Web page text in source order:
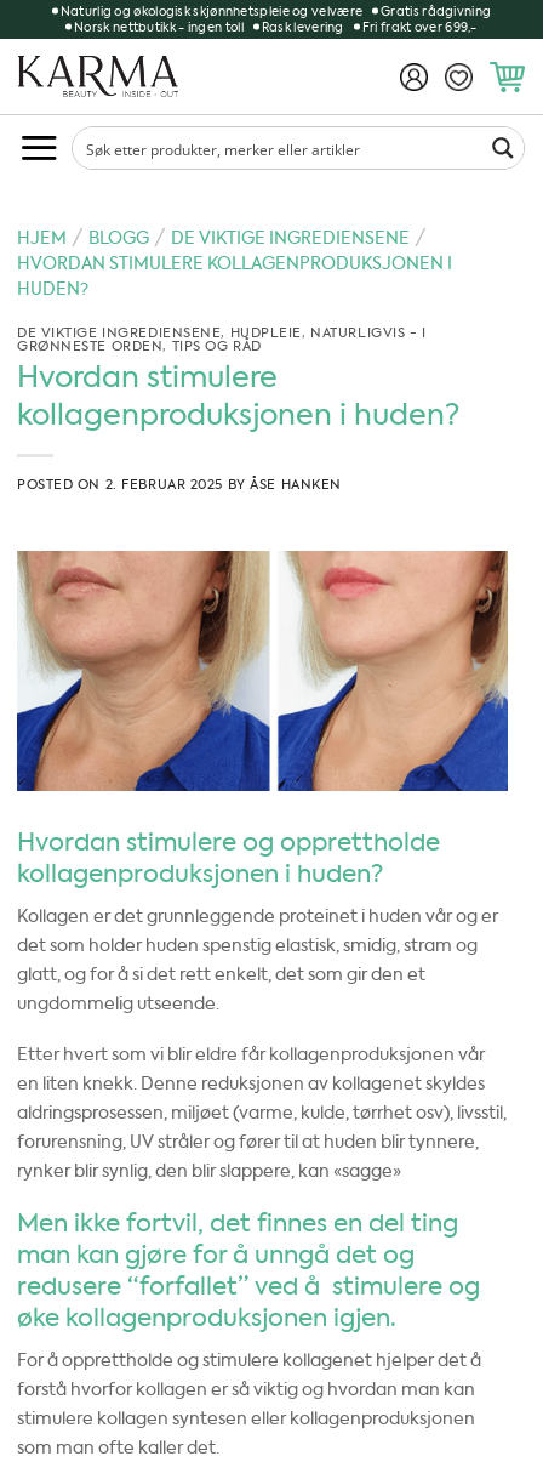
to
content
Naturlig og økologisk skjønnhetspleie og velvære
Gratis rådgivning
Norsk nettbutikk - ingen toll
Rask levering Fri frakt over 699,-
HJEM / BLOGG / DE VIKTIGE INGREDIENSENE /
HVORDAN STIMULERE KOLLAGENPRODUKSJONEN I
HUDEN?
DE VIKTIGE INGREDIENSENE, HUDPLEIE, NATURLIGVIS - I
GRØNNESTE ORDEN, TIPS OG RÅD
Hvordan stimulere
kollagenproduksjonen i huden?
POSTED ON 2. FEBRUAR 2025 BYÅSE HANKEN
Hvordan stimulere og opprettholde
kollagenproduksjonen i huden?
Kollagen er det grunnleggende proteinet i huden vår og er
det som holder huden spenstig elastisk, smidig, stram og
glatt, og for å si det rett enkelt, det som gir den et
ungdommelig utseende.
Etter hvert som vi blir eldre får kollagenproduksjonen vår
en liten knekk. Denne reduksjonen av kollagenet skyldes
aldringsprosessen, miljøet (varme, kulde, tørrhet osv), livsstil,
forurensning, UV stråler og fører til at huden blir tynnere,
rynker blir synlig, den blir slappere, kan «sagge»
Men ikke fortvil, det finnes en del ting
man kan gjøre for å unngå det og
redusere “forfallet” ved å stimulere og
øke kollagenproduksjonen igjen.
For å opprettholde og stimulere kollagenet hjelper det å
forstå hvorfor kollagen er så viktig og hvordan man kan
stimulere kollagen syntesen eller kollagenproduksjonen
som man ofte kaller det.